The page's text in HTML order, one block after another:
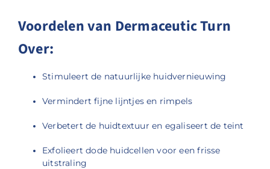
Voordelen van Dermaceutic Turn
Over:
Stimuleert de natuurlijke huidvernieuwing
Vermindert fijne lijntjes en rimpels
Verbetert de huidtextuur en egaliseert de teint
Exfolieert dode huidcellen voor een frisse
uitstraling